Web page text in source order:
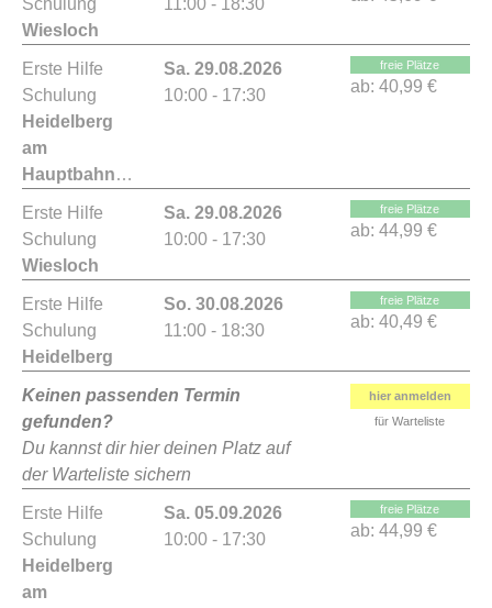
Schulung
Wiesloch
11:00 - 18:30
Erste Hilfe
Schulung
Heidelberg
am
Hauptbahnhof
Sa. 29.08.2026
10:00 - 17:30
freie Plätze
ab: 40,99 €
Erste Hilfe
Schulung
Wiesloch
Sa. 29.08.2026
10:00 - 17:30
freie Plätze
ab: 44,99 €
Erste Hilfe
Schulung
Heidelberg
So. 30.08.2026
11:00 - 18:30
freie Plätze
ab: 40,49 €
Keinen passenden Termin
gefunden?
Du kannst dir hier deinen Platz auf
der Warteliste sichern
hier anmelden
für Warteliste
Erste Hilfe
Schulung
Heidelberg
am
Sa. 05.09.2026
10:00 - 17:30
freie Plätze
ab: 44,99 €